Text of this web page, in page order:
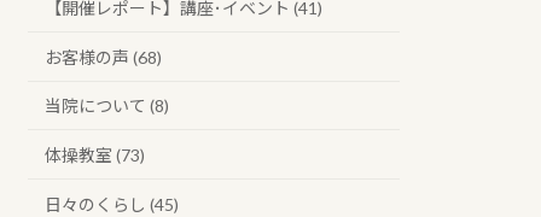
【開催レポート】講座･イベント (41)
お客様の声 (68)
当院について (8)
体操教室 (73)
日々のくらし (45)